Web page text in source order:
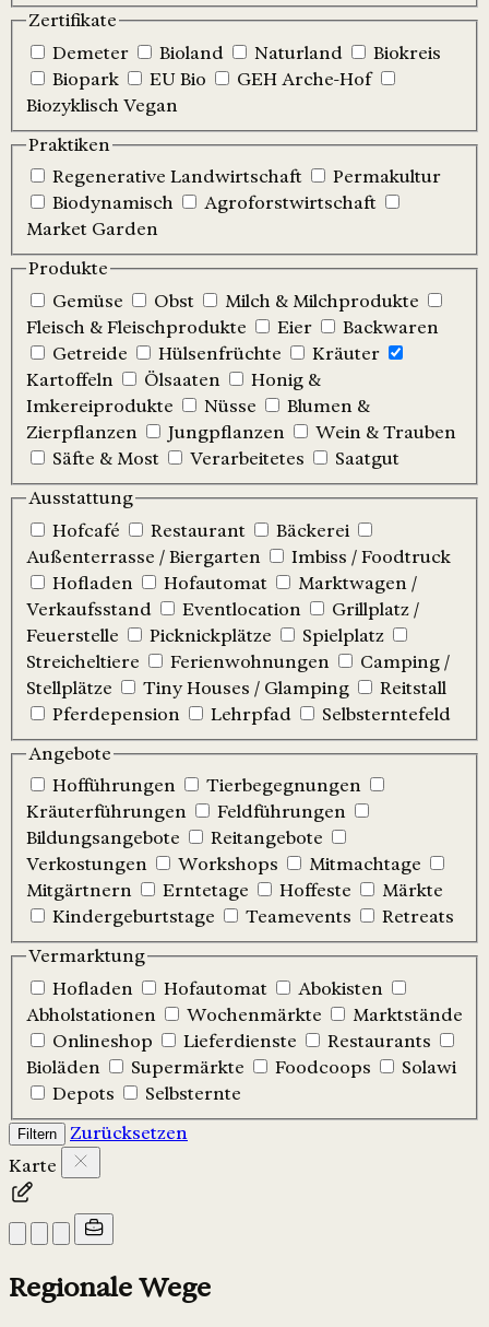
Zertifikate
Demeter
Bioland Naturland
Biokreis
Biopark
EU Bio
GEH Arche-Hof
Biozyklisch Vegan
Praktiken
Regenerative Landwirtschaft
Permakultur
Biodynamisch
Agroforstwirtschaft
Market Garden
Produkte
Gemüse
Obst
Milch & Milchprodukte
Fleisch & Fleischprodukte
Eier
Backwaren
Getreide
Hülsenfrüchte
Kräuter
Kartoffeln
Ölsaaten
Honig &
Imkereiprodukte
Nüsse
Blumen &
Zierpflanzen
Jungpflanzen
Wein & Trauben
Säfte & Most
Verarbeitetes
Saatgut
Ausstattung
Hofcafé
Restaurant
Bäckerei
Außenterrasse / Biergarten
Imbiss / Foodtruck
Hofladen
Hofautomat
Marktwagen /
Verkaufsstand
Eventlocation
Grillplatz /
Feuerstelle
Picknickplätze
Spielplatz
Streicheltiere
Ferienwohnungen
Camping /
Stellplätze
Tiny Houses / Glamping
Reitstall
Pferdepension
Lehrpfad
Selbsterntefeld
Angebote
Hofführungen
Tierbegegnungen
Kräuterführungen
Feldführungen
Bildungsangebote
Reitangebote
Verkostungen
Workshops
Mitmachtage
Mitgärtnern
Erntetage Hoffeste
Märkte
Kindergeburtstage
Teamevents
Retreats
Vermarktung
Hofladen
Hofautomat
Abokisten
Abholstationen
Wochenmärkte
Marktstände
Onlineshop
Lieferdienste
Restaurants
Bioläden
Supermärkte Foodcoops
Solawi
Depots
Selbsternte
Filtern
Zurücksetzen
Karte
Regionale Wege